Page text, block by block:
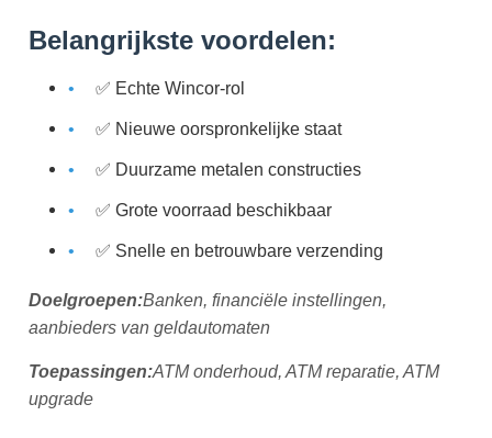
Belangrijkste voordelen:
✅ Echte Wincor-rol
✅ Nieuwe oorspronkelijke staat
✅ Duurzame metalen constructies
✅ Grote voorraad beschikbaar
✅ Snelle en betrouwbare verzending
Doelgroepen:Banken, financiële instellingen,
aanbieders van geldautomaten
Toepassingen:ATM onderhoud, ATM reparatie, ATM
upgrade